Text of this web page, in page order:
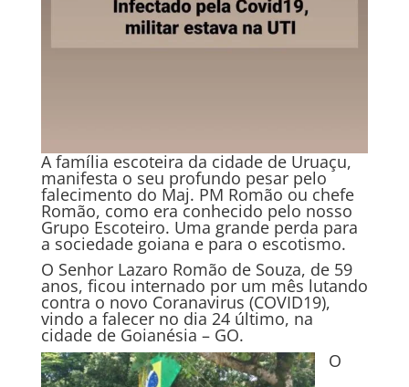
A família escoteira da cidade de Uruaçu,
manifesta o seu profundo pesar pelo
falecimento do Maj. PM Romão ou chefe
Romão, como era conhecido pelo nosso
Grupo Escoteiro. Uma grande perda para
a sociedade goiana e para o escotismo.
O Senhor Lazaro Romão de Souza, de 59
anos, ficou internado por um mês lutando
contra o novo Coranavirus (COVID19),
vindo a falecer no dia 24 último, na
cidade de Goianésia – GO.
O